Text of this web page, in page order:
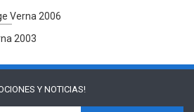
Verna 2006
2003
Y NOTICIAS!